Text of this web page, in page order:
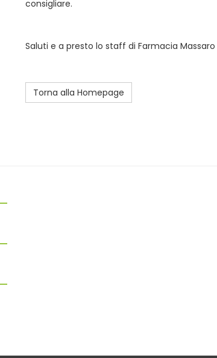
consigliare.
Saluti e a presto lo staff di Farmacia Massaro
Torna alla Homepage